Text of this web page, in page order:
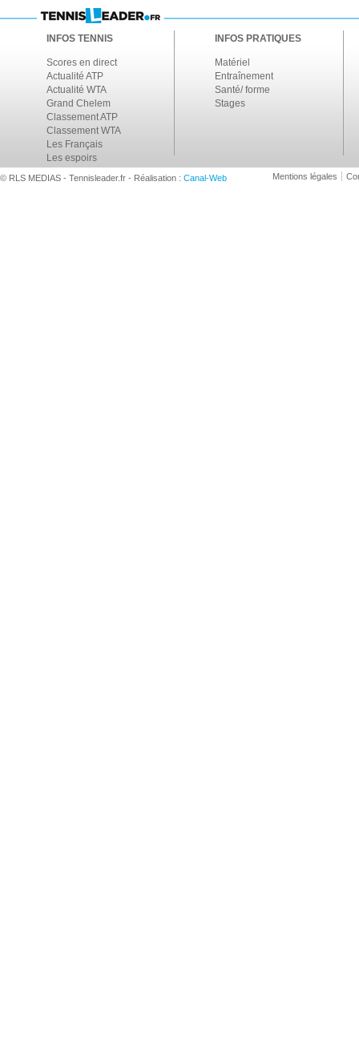
INFOS TENNIS
Scores en direct
Actualité ATP
Actualité WTA
Grand Chelem
Classement ATP
Classement WTA
Les Français
Les espoirs
INFOS PRATIQUES
Matériel
Entraînement
Santé/ forme
Stages
© RLS MEDIAS - Tennisleader.fr - Réalisation : Canal-Web Mentions légales